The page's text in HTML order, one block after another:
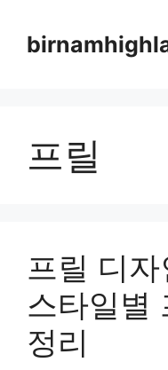
content
프릴
프릴 디
스타일별
정리